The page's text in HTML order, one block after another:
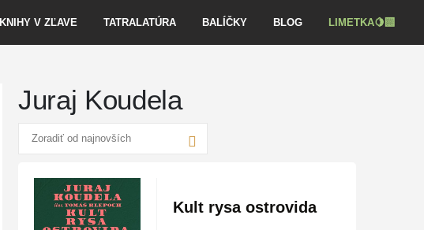
KNIHY V ZĽAVE TATRALATÚRA BALÍČKY BLOG LIMETKA🍋‍🟩
Juraj Koudela
Kult rysa ostrovida